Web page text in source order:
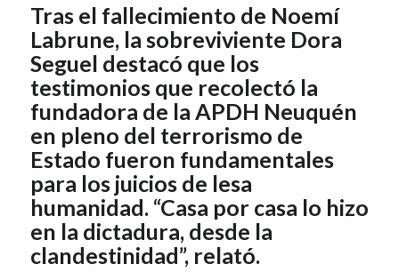
Tras el fallecimiento de Noemí
Labrune, la sobreviviente Dora
Seguel destacó que los
testimonios que recolectó la
fundadora de la APDH Neuquén
en pleno del terrorismo de
Estado fueron fundamentales
para los juicios de lesa
humanidad. “Casa por casa lo hizo
en la dictadura, desde la
clandestinidad”, relató.